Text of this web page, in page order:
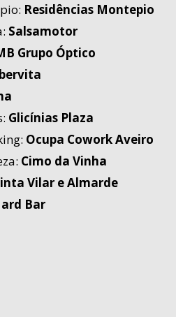
Residências Montepio
Salsamotor
Grupo Óptico
Glicínias Plaza
Ocupa Cowork Aveiro
Cimo da Vinha
Vilar e Almarde
Bar